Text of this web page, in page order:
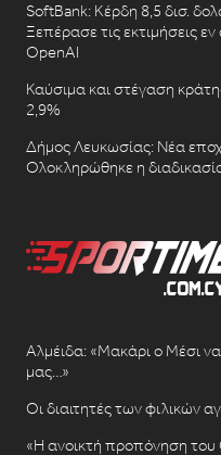
SoftBank: Κέρδη 8,5 δισ.
Ξεπέρασε τις εκτιμήσεις
OpenAI
Καύσιμα και στέγαση
2,9%
Δήμος Λευκωσίας: Νέα
Ολοκληρώθηκε η
Αλμέιδα: «Μακάρι ο Μέσι να
μας…»
Οι διαιτητές των φιλικών
«Η ανοικτή προπόνηση